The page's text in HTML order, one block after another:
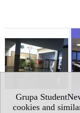
Grupa
cookies and